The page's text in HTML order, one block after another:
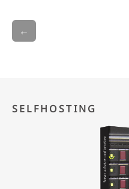
←
SELFHOSTING